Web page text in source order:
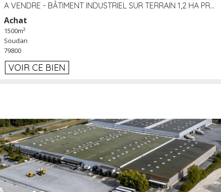
A VENDRE - BÂTIMENT INDUSTRIEL SUR TERRAIN 1,2 HA PROCHE ÉCHANGEUR A10 - SOUDAN (79)
Achat
1500m²
Soudan
79800
VOIR CE BIEN